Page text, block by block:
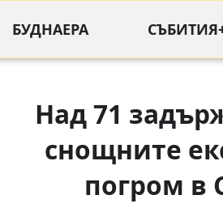
БУДНАЕРА
Над 71
снощните
погром в